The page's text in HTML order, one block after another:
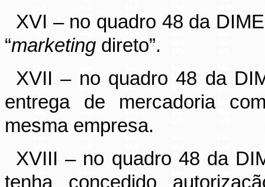
XVI – no quadro 48 da
“marketing direto”.
XVII – no quadro 48 da
entrega de mercadoria
mesma empresa.
XVIII – no quadro 48 da
tenha concedido